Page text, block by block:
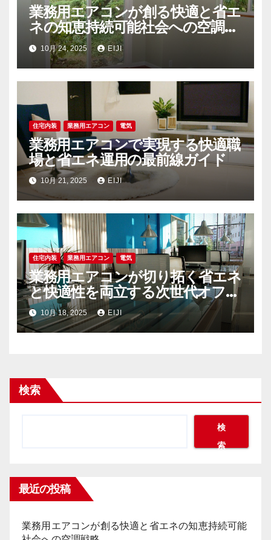
業務用エアコンが創る快適と省エ
ネの知恵持続可能社会への空調戦
略10月 24, 2025 EIJI
住宅内装 業務用エアコン 電気
業務用エアコンで実現する快適職
場と省エネ運用の最前線ガイド
10月 21, 2025 EIJI
住宅内装 業務用エアコン 電気
業務用エアコンが切り拓く省エネ
と快適性を両立する次世代オフィ
ス空調戦略
10月 18, 2025 EIJI
検索
検
索
最近の投稿
業務用エアコンが創る快適と省エネの知恵持続可能